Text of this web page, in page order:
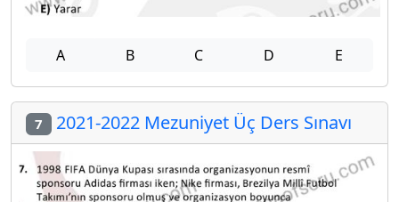
A B C D E
7 2021-2022 Mezuniyet Üç Ders Sınavı